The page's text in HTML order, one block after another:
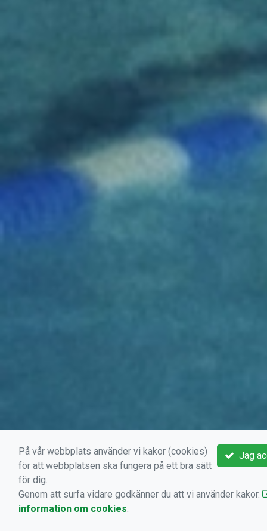
Jag
På vår webbplats använder vi kakor (cookies)
för att webbplatsen ska fungera på ett bra sätt
för dig.
Genom att surfa vidare godkänner du att vi använder kakor.
information om cookies.